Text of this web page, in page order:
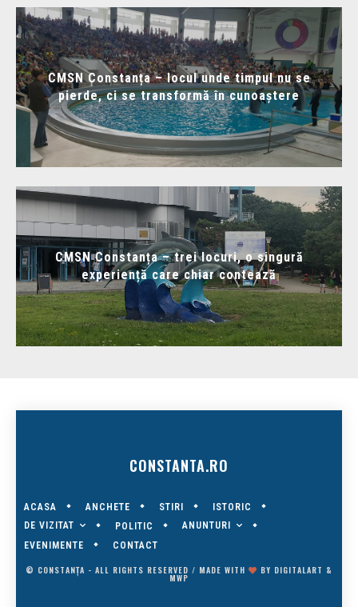
CMSN Constanța – locul unde timpul nu se
pierde, ci se transformă în cunoaștere
CMSN Constanța – trei locuri, o singură
experiență care chiar contează
CONSTANTA.RO
ACASA ANCHETE STIRI
ISTORIC
DE VIZITAT
POLITIC
ANUNTURI
EVENIMENTE
CONTACT
© CONSTANȚA - ALL RIGHTS RESERVED / MADE WITH BY DIGITALART &
MWP